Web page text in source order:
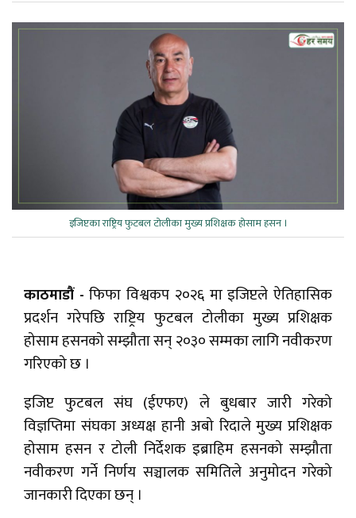
इजिप्टका राष्ट्रिय फुटबल टोलीका मुख्य प्रशिक्षक होसाम हसन ।
काठमाडौं - फिफा विश्वकप २०२६ मा इजिप्टले ऐतिहासिक
प्रदर्शन गरेपछि राष्ट्रिय फुटबल टोलीका मुख्य प्रशिक्षक
होसाम हसनको सम्झौता सन् २०३० सम्मका लागि नवीकरण
गरिएको छ ।
इजिप्ट फुटबल संघ (ईएफए) ले बुधबार जारी गरेको
विज्ञप्तिमा संघका अध्यक्ष हानी अबो रिदाले मुख्य प्रशिक्षक
होसाम हसन र टोली निर्देशक इब्राहिम हसनको सम्झौता
नवीकरण गर्ने निर्णय सञ्चालक समितिले अनुमोदन गरेको
जानकारी दिएका छन् ।